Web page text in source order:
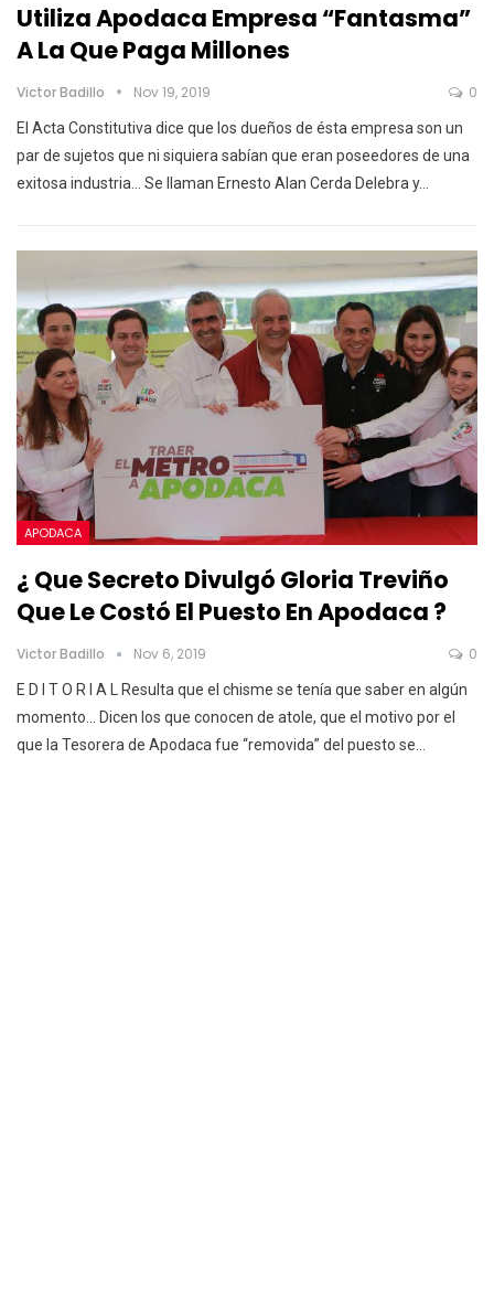
Utiliza Apodaca Empresa “Fantasma”
A La Que Paga Millones
Victor Badillo Nov 19, 2019 0
El Acta Constitutiva dice que los dueños de ésta empresa son un
par de sujetos que ni siquiera sabían que eran poseedores de una
exitosa industria... Se llaman Ernesto Alan Cerda Delebra y…
APODACA
¿ Que Secreto Divulgó Gloria Treviño
Que Le Costó El Puesto En Apodaca ?
Victor Badillo Nov 6, 2019 0
E D I T O R I A L Resulta que el chisme se tenía que saber en algún
momento… Dicen los que conocen de atole, que el motivo por el
que la Tesorera de Apodaca fue “removida” del puesto se…